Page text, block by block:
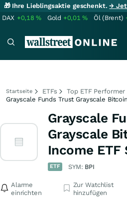
🎁 Ihre Lieblingsaktie geschenkt.→
DAX +0,18% Gold +0,01% Öl (Brent)
Startseite ETFs
Top ETF Performer
Grayscale Funds Trust Grayscale
Grayscale
Grayscale
Income ETF
ETF SYM: BPI
Alarme
einrichten
Zur Watchlist
hinzufügen